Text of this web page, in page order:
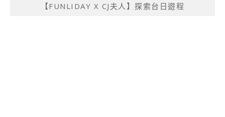
【FUNLIDAY X CJ夫人】探索台日遊程